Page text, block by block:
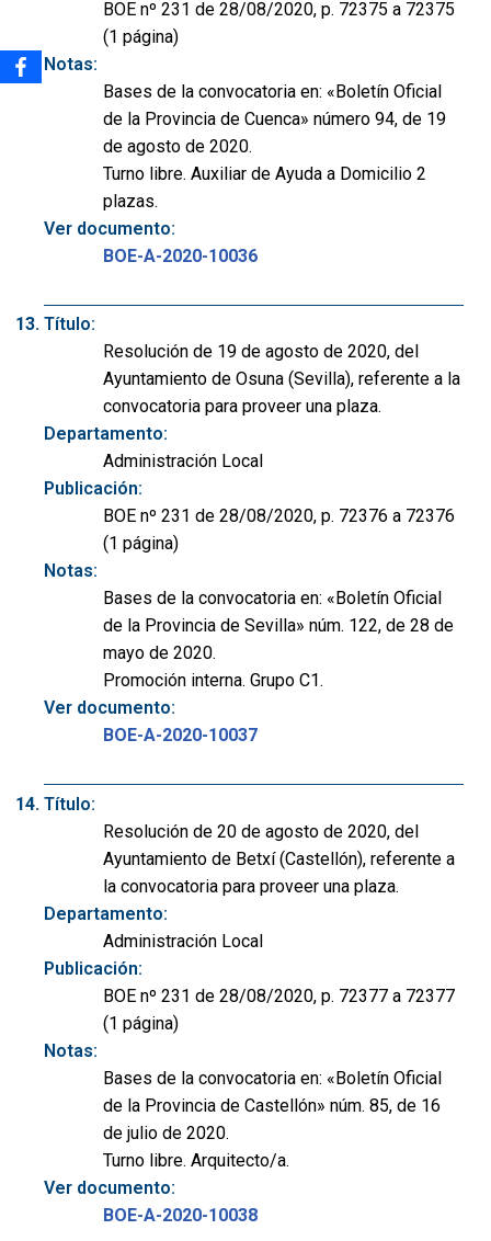
BOE nº 231 de 28/08/2020, p. 72375 a 72375
(1 página)
Notas:
Bases de la convocatoria en: «Boletín Oficial
de la Provincia de Cuenca» número 94, de 19
de agosto de 2020.
Turno libre. Auxiliar de Ayuda a Domicilio 2
plazas.
Ver documento:
BOE-A-2020-10036
Título:
Resolución de 19 de agosto de 2020, del
Ayuntamiento de Osuna (Sevilla), referente a la
convocatoria para proveer una plaza.
Departamento:
Administración Local
Publicación:
BOE nº 231 de 28/08/2020, p. 72376 a 72376
(1 página)
Notas:
Bases de la convocatoria en: «Boletín Oficial
de la Provincia de Sevilla» núm. 122, de 28 de
mayo de 2020.
Promoción interna. Grupo C1.
Ver documento:
BOE-A-2020-10037
Título:
Resolución de 20 de agosto de 2020, del
Ayuntamiento de Betxí (Castellón), referente a
la convocatoria para proveer una plaza.
Departamento:
Administración Local
Publicación:
BOE nº 231 de 28/08/2020, p. 72377 a 72377
(1 página)
Notas:
Bases de la convocatoria en: «Boletín Oficial
de la Provincia de Castellón» núm. 85, de 16
de julio de 2020.
Turno libre. Arquitecto/a.
Ver documento:
BOE-A-2020-10038